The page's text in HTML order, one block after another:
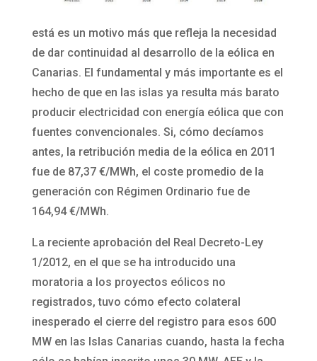
está es un motivo más que refleja la necesidad
de dar continuidad al desarrollo de la eólica en
Canarias. El fundamental y más importante es el
hecho de que en las islas ya resulta más barato
producir electricidad con energía eólica que con
fuentes convencionales. Si, cómo decíamos
antes, la retribución media de la eólica en 2011
fue de 87,37 €/MWh, el coste promedio de la
generación con Régimen Ordinario fue de
164,94 €/MWh.
La reciente aprobación del Real Decreto-Ley
1/2012, en el que se ha introducido una
moratoria a los proyectos eólicos no
registrados, tuvo cómo efecto colateral
inesperado el cierre del registro para esos 600
MW en las Islas Canarias cuando, hasta la fecha